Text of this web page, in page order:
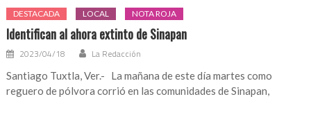
DESTACADA LOCAL NOTA ROJA
Identifican al ahora extinto de Sinapan
2023/04/18 La Redacción
Santiago Tuxtla, Ver.- La mañana de este día martes como
reguero de pólvora corrió en las comunidades de Sinapan,